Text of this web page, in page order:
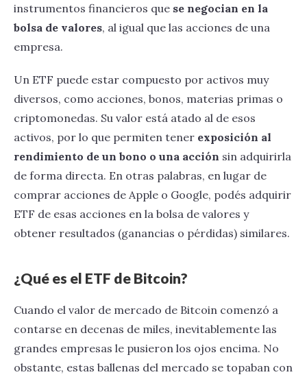
instrumentos financieros que se negocian en la
bolsa de valores, al igual que las acciones de una
empresa.
Un ETF puede estar compuesto por activos muy
diversos, como acciones, bonos, materias primas o
criptomonedas. Su valor está atado al de esos
activos, por lo que permiten tener exposición al
rendimiento de un bono o una acción sin adquirirla
de forma directa. En otras palabras, en lugar de
comprar acciones de Apple o Google, podés adquirir
ETF de esas acciones en la bolsa de valores y
obtener resultados (ganancias o pérdidas) similares.
¿Qué es el ETF de Bitcoin?
Cuando el valor de mercado de Bitcoin comenzó a
contarse en decenas de miles, inevitablemente las
grandes empresas le pusieron los ojos encima. No
obstante, estas ballenas del mercado se topaban con